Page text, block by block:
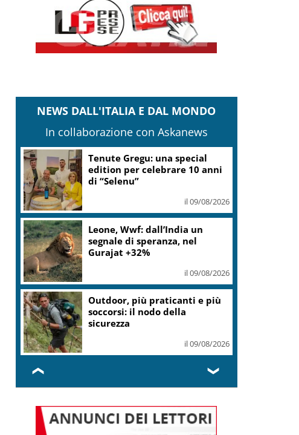
NEWS DALL'ITALIA E DAL MONDO
In collaborazione con Askanews
Tenute Gregu: una special
edition per celebrare 10 anni
di “Selenu”
il 09/08/2026
Leone, Wwf: dall’India un
segnale di speranza, nel
Gurajat +32%
il 09/08/2026
Outdoor, più praticanti e più
soccorsi: il nodo della
sicurezza
il 09/08/2026
❮ ❯